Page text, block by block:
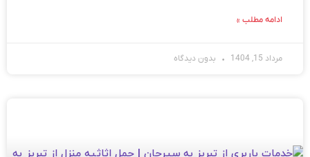
ادامه مطلب »
مرداد 15, 1404 بدون دیدگاه